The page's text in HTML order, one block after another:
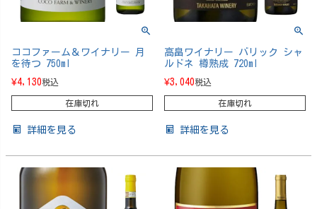
ココファーム＆ワイナリー 月
を待つ 750ml
¥4,130税込
在庫切れ
詳細を見る
高畠ワイナリー バリック シャ
ルドネ 樽熟成 720ml
¥3,040税込
在庫切れ
詳細を見る